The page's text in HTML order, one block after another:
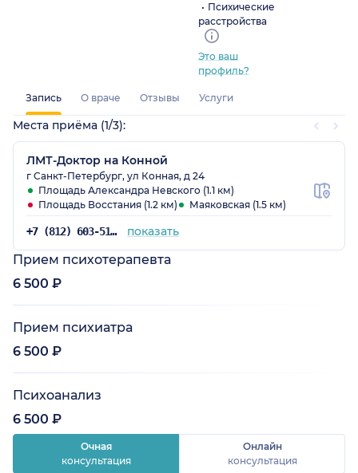
Психические
расстройства
Это ваш
профиль?
Запись О враче Отзывы Услуги
Места приёма (1/3):
ЛМТ-Доктор на Конной
г Санкт-Петербург, ул Конная, д 24
Площадь Александра Невского (1.1 км)
Площадь Восстания (1.2 км)
Маяковская (1.5 км)
+7 (812) 603-51-24 показать
Прием психотерапевта
6 500 ₽
Прием психиатра
6 500 ₽
Психоанализ
6 500 ₽
Очная
консультация
Онлайн
консультация